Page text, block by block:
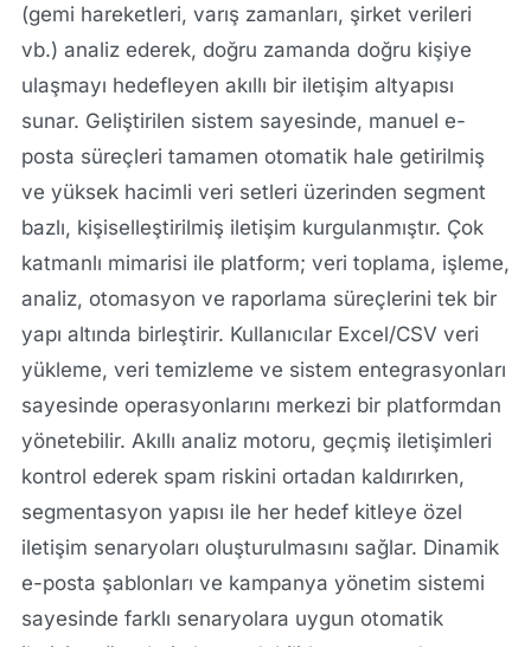
(gemi hareketleri, varış zamanları, şirket verileri
vb.) analiz ederek, doğru zamanda doğru kişiye
ulaşmayı hedefleyen akıllı bir iletişim altyapısı
sunar. Geliştirilen sistem sayesinde, manuel e-
posta süreçleri tamamen otomatik hale getirilmiş
ve yüksek hacimli veri setleri üzerinden segment
bazlı, kişiselleştirilmiş iletişim kurgulanmıştır. Çok
katmanlı mimarisi ile platform; veri toplama, işleme,
analiz, otomasyon ve raporlama süreçlerini tek bir
yapı altında birleştirir. Kullanıcılar Excel/CSV veri
yükleme, veri temizleme ve sistem entegrasyonları
sayesinde operasyonlarını merkezi bir platformdan
yönetebilir. Akıllı analiz motoru, geçmiş iletişimleri
kontrol ederek spam riskini ortadan kaldırırken,
segmentasyon yapısı ile her hedef kitleye özel
iletişim senaryoları oluşturulmasını sağlar. Dinamik
e-posta şablonları ve kampanya yönetim sistemi
sayesinde farklı senaryolara uygun otomatik